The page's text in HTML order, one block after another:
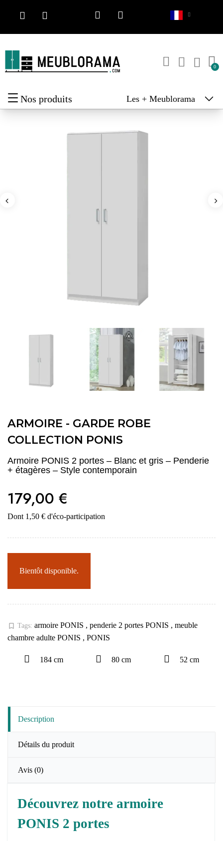
Nos produits Les + Meublorama
ARMOIRE - GARDE ROBE
COLLECTION PONIS
Armoire PONIS 2 portes – Blanc et gris – Penderie
+ étagères – Style contemporain
179,00 €
Dont 1,50 € d'éco-participation
Bientôt disponible.
bookmark_border Tags: armoire PONIS , penderie 2 portes PONIS , meuble
chambre adulte PONIS , PONIS
184 cm 80 cm 52 cm
Description
Détails du produit
Avis (0)
Découvrez notre armoire
PONIS 2 portes